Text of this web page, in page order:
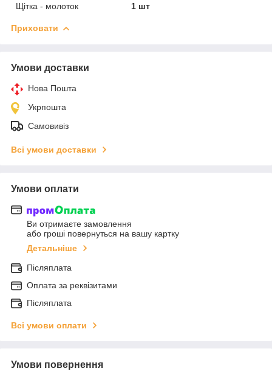
Щітка - молоток
1 шт
Приховати
Умови доставки
Нова Пошта
Укрпошта
Самовивіз
Всі умови доставки
Умови оплати
Ви отримаєте замовлення
або гроші повернуться на вашу картку
Детальніше
Післяплата
Оплата за реквізитами
Післяплата
Всі умови оплати
Умови повернення